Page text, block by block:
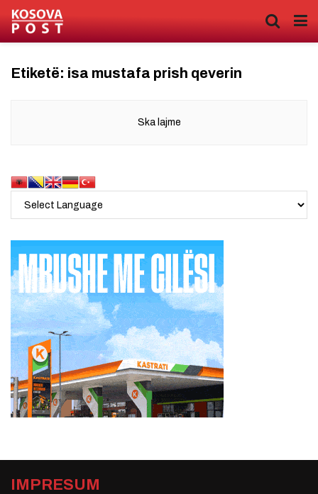
Etiketë: isa mustafa prish qeverin
Ska lajme
IMPRESUM